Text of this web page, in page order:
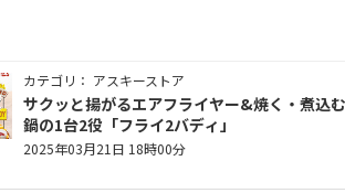
カテゴリ： アスキーストア
サクッと揚がるエアフライヤー&焼く・煮込
鍋の1台2役「フライ2バディ」
2025年03月21日 18時00分